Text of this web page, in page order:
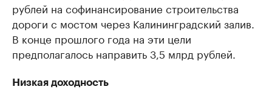
рублей на софинансирование строительства
дороги с мостом через Калининградский залив.
В конце прошлого года на эти цели
предполагалось направить 3,5 млрд рублей.
Низкая доходность